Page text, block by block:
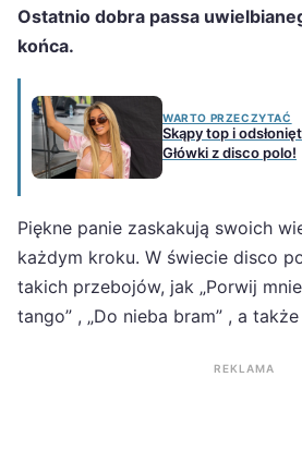
Ostatnio dobra passa
końca.
WARTO PRZECZYTAĆ
Skąpy top i
Główki z disco polo!
Piękne panie zaskakują swoich
każdym kroku. W świecie disco
takich przebojów, jak „Porwij
tango” , „Do nieba bram” , a także
REKLAMA